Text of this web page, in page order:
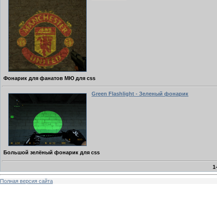
Фонарик для фанатов МЮ для css
Green Flashlight - Зеленый фонарик
Большой зелёный фонарик для css
Полная версия сайта